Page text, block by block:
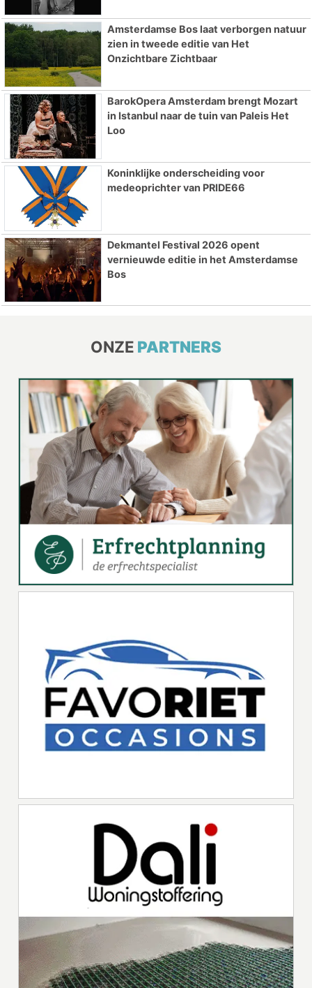
Amsterdamse Bos laat verborgen natuur
zien in tweede editie van Het
Onzichtbare Zichtbaar
BarokOpera Amsterdam brengt Mozart
in Istanbul naar de tuin van Paleis Het
Loo
Koninklijke onderscheiding voor
medeoprichter van PRIDE66
Dekmantel Festival 2026 opent
vernieuwde editie in het Amsterdamse
Bos
ONZE PARTNERS